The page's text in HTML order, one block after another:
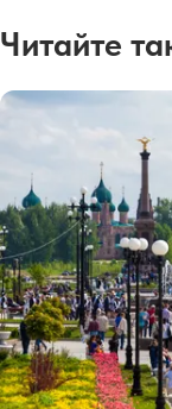
Читайте